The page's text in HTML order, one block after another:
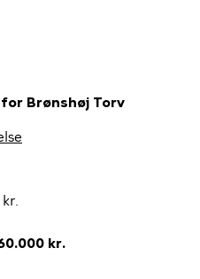
Brønshøj Torv
kr.